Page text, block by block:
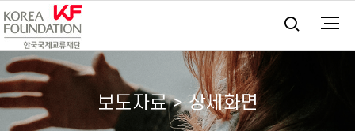
통합
보도자료 > 상세화면